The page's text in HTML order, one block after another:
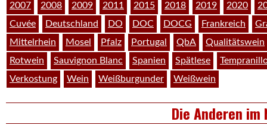
2007 2008 2009 2011 2015 2018 2019 2020
Cuvée
Deutschland DO DOC DOCG Frankreich
Mittelrhein
Mosel Pfalz Portugal QbA
Qualitätswein
Rotwein
Sauvignon Blanc Spanien Spätlese
Verkostung
Wein Weißburgunder Weißwein
Die Anderen im